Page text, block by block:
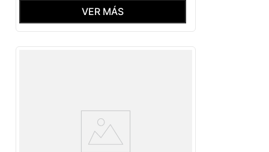
VER MÁS